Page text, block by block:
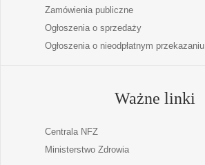
Zamówienia publiczne
Ogłoszenia o sprzedaży
Ogłoszenia o nieodpłatnym przekazaniu
Ważne linki
Centrala NFZ
Ministerstwo Zdrowia